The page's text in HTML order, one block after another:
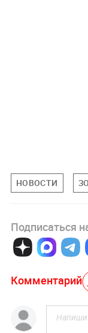
НОВОСТИ
Подписаться
Комментарий